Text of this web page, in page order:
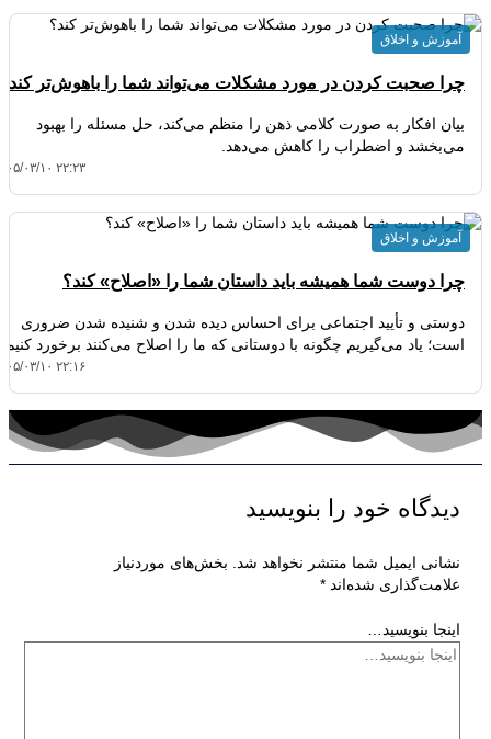
چرا صحبت کردن در مورد مشکلات می‌تواند شما را باهوش‌تر کند؟
بیان افکار به صورت کلامی ذهن را منظم می‌کند، حل مسئله را بهبود
می‌بخشد و اضطراب را کاهش می‌دهد.
۱۴۰۵/۰۳/۱۰
آموزش و اخلاق
چرا دوست شما همیشه باید داستان شما را «اصلاح» کند؟
دوستی و تأیید اجتماعی برای احساس دیده شدن و شنیده شدن ضروری
است؛ یاد می‌گیریم چگونه با دوستانی که ما را اصلاح می‌کنند برخورد کنیم.
۱۴۰۵/۰۳/۱۰
آموزش و اخلاق
دیدگاه‌ خود را بنویسید
نشانی ایمیل شما منتشر نخواهد شد. بخش‌های موردنیاز
علامت‌گذاری شده‌اند *
اینجا بنویسید…